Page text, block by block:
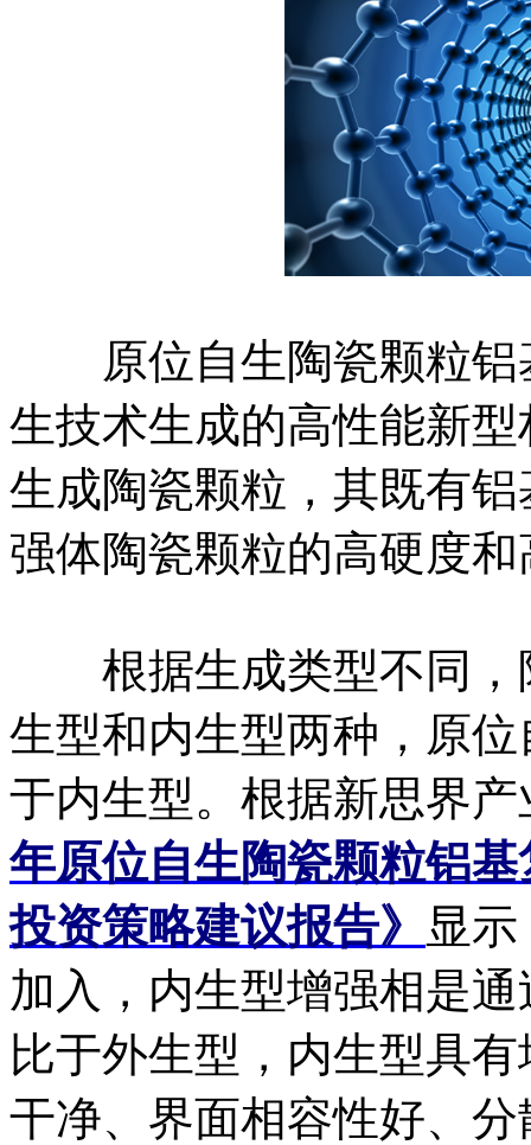
原位自生陶瓷颗粒铝
生技术生成的高性能新
生成陶瓷颗粒，其既有
强体陶瓷颗粒的高硬度
根据生成类型不同，
生型和内生型两种，原
于内生型。根据新思界
年原位自生陶瓷颗粒铝
投资策略建议报告》 显
加入，内生型增强相是
比于外生型，内生型具
干净、界面相容性好、